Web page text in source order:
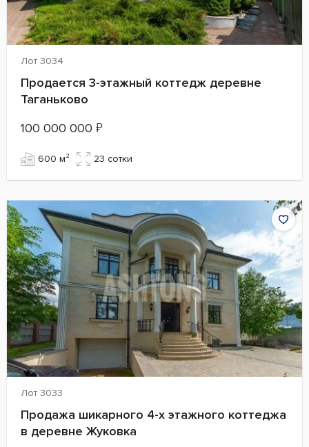
Лот 3034
Продается 3-этажный коттедж деревне
Таганьково
100 000 000 ₽
600 м² 23 сотки
Лот 3033
Продажа шикарного 4-х этажного коттеджа
в деревне Жуковка